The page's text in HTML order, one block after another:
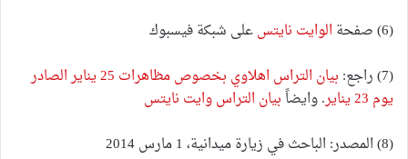
(6) صفحة
الوايت نايتسعلى شبكة فيسبوك
(7) راجع:
بيان التراس اهلاوي بخصوص مظاهرات 25 يناير الصادر
يوم 23 يناير
. وايضاًبيان التراس وايت نايتس
(8) المصدر: الباحث في زيارة ميدانية، 1 مارس 2014